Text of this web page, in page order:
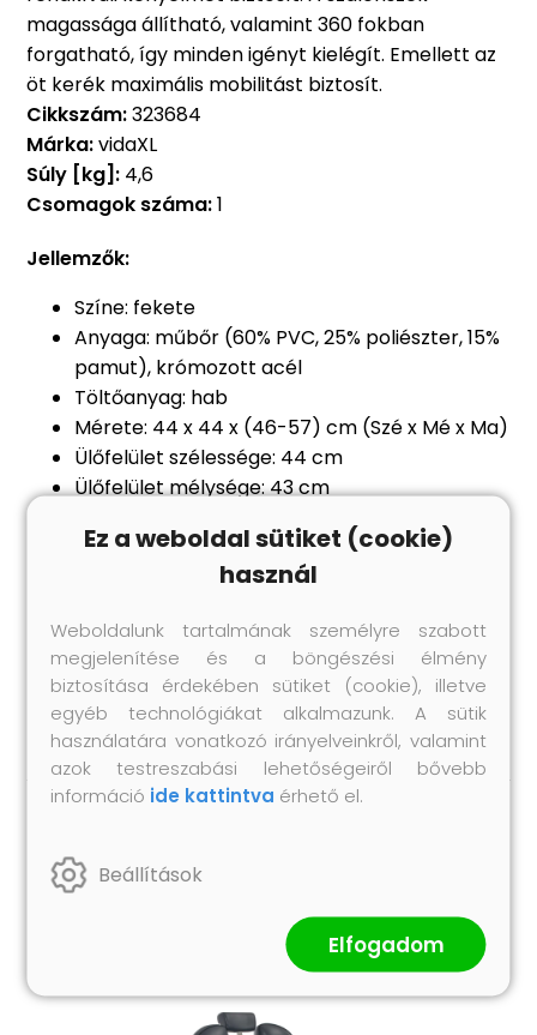
magassága állítható, valamint 360 fokban
forgatható, így minden igényt kielégít. Emellett az
öt kerék maximális mobilitást biztosít.
Cikkszám:323684
Márka:vidaXL
Súly [kg]: 4,6
Csomagok száma:1
Jellemzők:
Színe: fekete
Anyaga: műbőr (60% PVC, 25% poliészter, 15%
pamut), krómozott acél
Töltőanyag: hab
Mérete: 44 x 44 x (46-57) cm (Szé x Mé x Ma)
Ülőfelület szélessége: 44 cm
Ülőfelület mélysége: 43 cm
Kartámaszok: nincsenek
Gázemelő mechanizmussal
Összeszerelést igényel: igen
Max. teherbírás: 110 kg
Ez a weboldal sütiket (cookie)
használ
Weboldalunk tartalmának személyre szabott
megjelenítése és a böngészési élmény
biztosítása érdekében sütiket (cookie), illetve
egyéb technológiákat alkalmazunk. A sütik
használatára vonatkozó irányelveinkről, valamint
azok testreszabási lehetőségeiről bővebb
információ ide kattintva érhető el.
Beállítások
Elfogadom